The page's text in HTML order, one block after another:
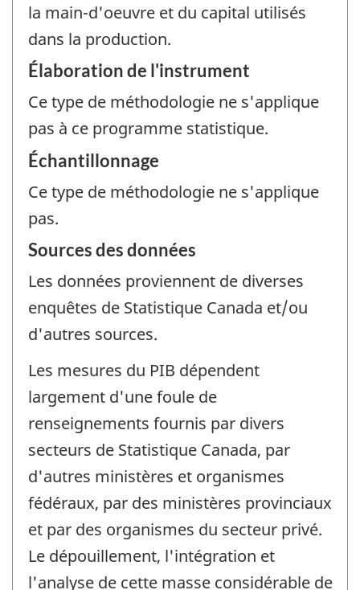
la main-d'oeuvre et du capital utilisés
dans la production.
Élaboration de l'instrument
Ce type de méthodologie ne s'applique
pas à ce programme statistique.
Échantillonnage
Ce type de méthodologie ne s'applique
pas.
Sources des données
Les données proviennent de diverses
enquêtes de Statistique Canada et/ou
d'autres sources.
Les mesures du PIB dépendent
largement d'une foule de
renseignements fournis par divers
secteurs de Statistique Canada, par
d'autres ministères et organismes
fédéraux, par des ministères provinciaux
et par des organismes du secteur privé.
Le dépouillement, l'intégration et
l'analyse de cette masse considérable de